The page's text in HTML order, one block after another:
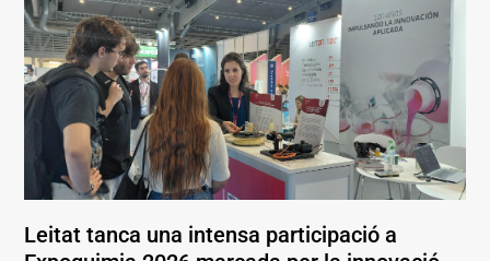
Leitat tanca una intensa participació a